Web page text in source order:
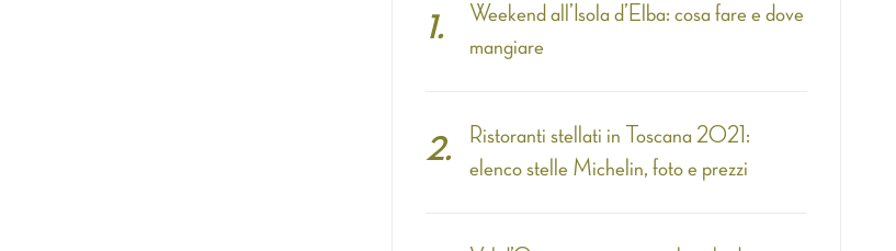
Weekend all’Isola d’Elba: cosa fare e dove
mangiare
Ristoranti stellati in Toscana 2021:
elenco stelle Michelin, foto e prezzi